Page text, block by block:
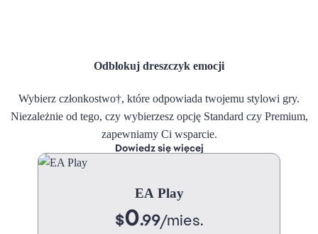
Odblokuj dreszczyk emocji
Wybierz członkostwo†, które odpowiada twojemu stylowi gry.
Niezależnie od tego, czy wybierzesz opcję Standard czy Premium,
zapewniamy Ci wsparcie.
Dowiedz się więcej
EA Play
$0.99/mies.